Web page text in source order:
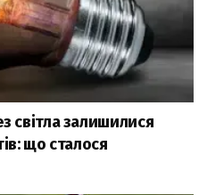
світла залишилися
що сталося